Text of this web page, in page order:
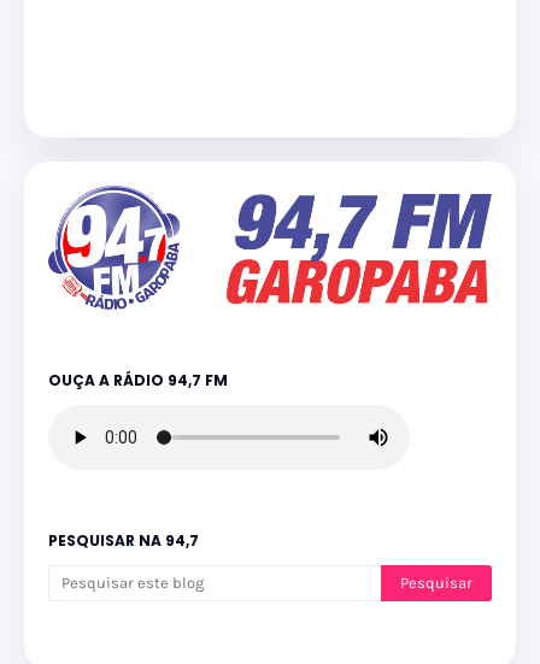
OUÇA A RÁDIO 94,7 FM
PESQUISAR NA 94,7